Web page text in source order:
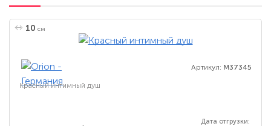
10 см
Артикул: M37345
Красный интимный душ
Дата отгрузки: